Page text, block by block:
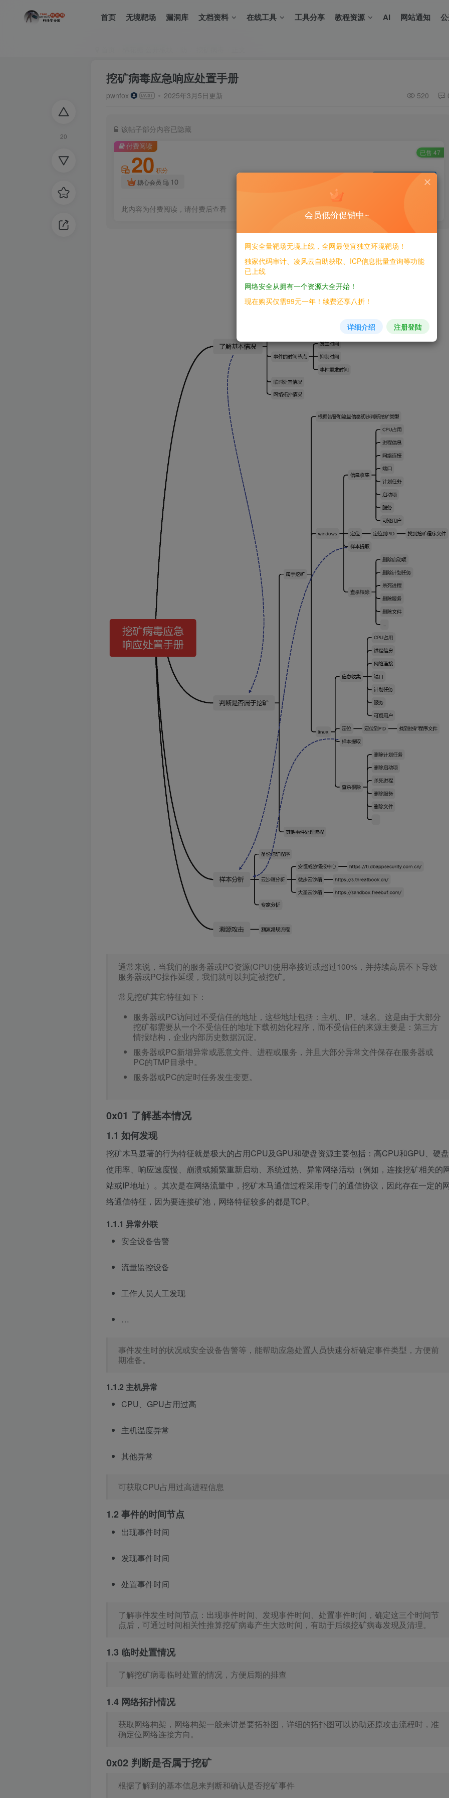
首页 无境靶场 漏洞库 文档资料 在线工具 工具分享 教程资源 AI 网站通知
20
挖矿病毒应急响应处置手册
pwnfox 2025年3月5日更新 520
该帖子部分内容已隐藏
付费阅读
已售 47
20 积分
糖心会员
10
此内容为付费阅读，请付费后查看
通常来说，当我们的服务器或PC资源(CPU)使用率接近或超过100%，并持续高居不下导致
服务器或PC操作延缓，我们就可以判定被挖矿。
常见挖矿其它特征如下：
服务器或PC访问过不受信任的地址，这些地址包括：主机、IP、域名。这是由于大部分
挖矿都需要从一个不受信任的地址下载初始化程序，而不受信任的来源主要是：第三方
情报结构，企业内部历史数据沉淀。
服务器或PC新增异常或恶意文件、进程或服务，并且大部分异常文件保存在服务器或
PC的TMP目录中。
服务器或PC的定时任务发生变更。
0x01 了解基本情况
1.1 如何发现
挖矿木马显著的行为特征就是极大的占用CPU及GPU和硬盘资源主要包括：高CPU和GPU、硬盘
使用率、响应速度慢、崩溃或频繁重新启动、系统过热、异常网络活动（例如，连接挖矿相关的
站或IP地址）。其次是在网络流量中，挖矿木马通信过程采用专门的通信协议，因此存在一定的
络通信特征，因为要连接矿池，网络特征较多的都是TCP。
1.1.1 异常外联
安全设备告警
流量监控设备
工作人员人工发现
…
事件发生时的状况或安全设备告警等，能帮助应急处置人员快速分析确定事件类型，方便前
期准备。
1.1.2 主机异常
CPU、GPU占用过高
主机温度异常
其他异常
可获取CPU占用过高进程信息
1.2 事件的时间节点
出现事件时间
发现事件时间
处置事件时间
了解事件发生时间节点：出现事件时间、发现事件时间、处置事件时间，确定这三个时间节
点后，可通过时间相关性推算挖矿病毒产生大致时间，有助于后续挖矿病毒发现及清理。
1.3 临时处置情况
了解挖矿病毒临时处置的情况，方便后期的排查
1.4 网络拓扑情况
获取网络构架，网络构架一般来讲是要拓补图，详细的拓扑图可以协助还原攻击流程时，准
确定位网络连接方向。
0x02 判断是否属于挖矿
根据了解到的基本信息来判断和确认是否挖矿事件
会员低价促销中~
网安全量靶场无境上线，全网最便宜独立环境靶场！
独家代码审计、凌风云自助获取、ICP信息批量查询等功能
已上线
网络安全从拥有一个资源大全开始！
现在购买仅需99元一年！续费还享八折！
详细介绍 注册登陆